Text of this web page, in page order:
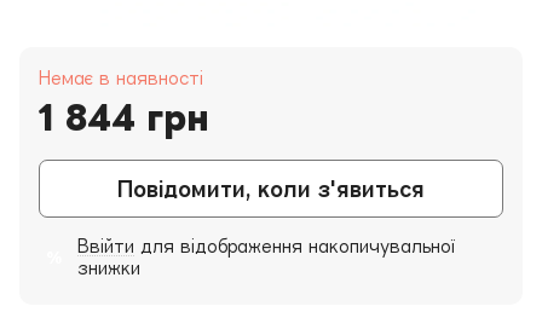
Немає в наявності
1 844 грн
Повідомити, коли з'явиться
Ввійти для відображення накопичувальної
знижки